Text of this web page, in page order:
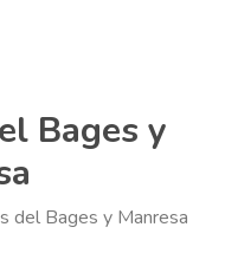
Bages y
del Bages y Manresa